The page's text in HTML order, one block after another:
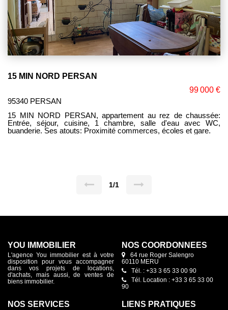
15 MIN NORD PERSAN
99 000 €
95340 PERSAN
15 MIN NORD PERSAN, appartement au rez de chaussée:
Entrée, séjour, cuisine, 1 chambre, salle d'eau avec WC,
buanderie. Ses atouts: Proximité commerces, écoles et gare.
1/1
YOU IMMOBILIER
L'agence You immobilier est à votre
disposition pour vous accompagner
dans vos projets de locations,
d'achats, mais aussi, de ventes de
biens immobilier.
NOS COORDONNÉES
64 rue Roger Salengro
60110 MERU
Tél. : +33 3 65 33 00 90
Tél. Location : +33 3 65 33 00
90
NOS SERVICES LIENS PRATIQUES